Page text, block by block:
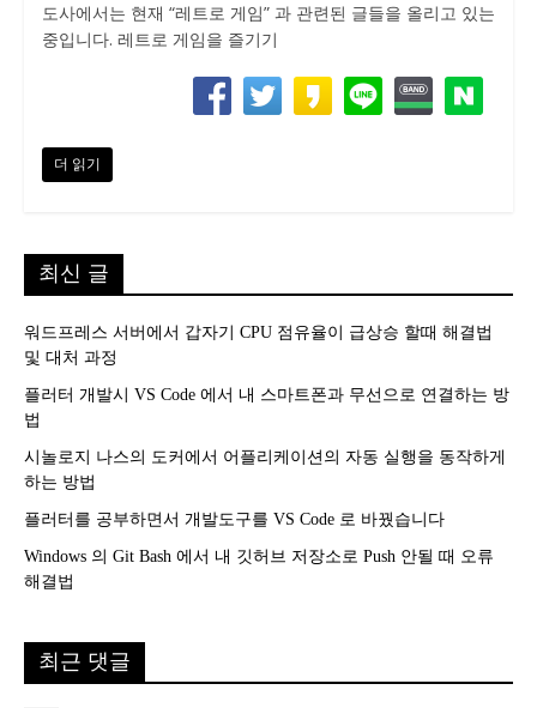
도사에서는 현재 “레트로 게임” 과 관련된 글들을 올리고 있는
중입니다. 레트로 게임을 즐기기
더 읽기
최신 글
워드프레스 서버에서 갑자기 CPU 점유율이 급상승 할때 해결법
및 대처 과정
플러터 개발시 VS Code 에서 내 스마트폰과 무선으로 연결하는 방
법
시놀로지 나스의 도커에서 어플리케이션의 자동 실행을 동작하게
하는 방법
플러터를 공부하면서 개발도구를 VS Code 로 바꿨습니다
Windows 의 Git Bash 에서 내 깃허브 저장소로 Push 안될 때 오류
해결법
최근 댓글